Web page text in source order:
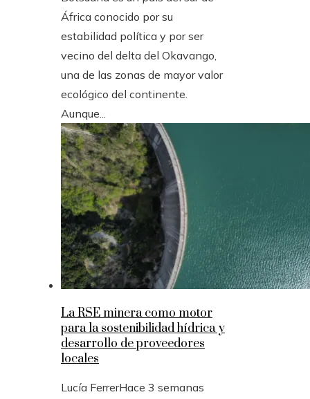
África conocido por su
estabilidad política y por ser
vecino del delta del Okavango,
una de las zonas de mayor valor
ecológico del continente.
Aunque...
La RSE minera como motor
para la sostenibilidad hídrica y
desarrollo de proveedores
locales
Lucía FerrerHace 3 semanas